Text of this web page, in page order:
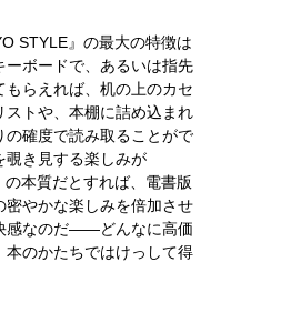
STYLE』の最大の特徴は
ーボードで、あるいは指先
もらえれば、机の上のカセ
ストや、本棚に詰め込まれ
の確度で読み取ることがで
覗き見する楽しみが
の本質だとすれば、電書版
密やかな楽しみを倍加させ
感なのだ――どんなに高価
本のかたちではけっして得